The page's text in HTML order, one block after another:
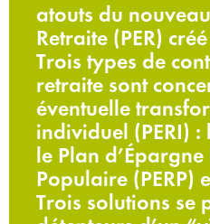
atouts du
Retraite (PER)
Trois types de
retraite sont
éventuelle
individuel (PERI) :
le Plan
Populaire (PERP)
Trois solutions se